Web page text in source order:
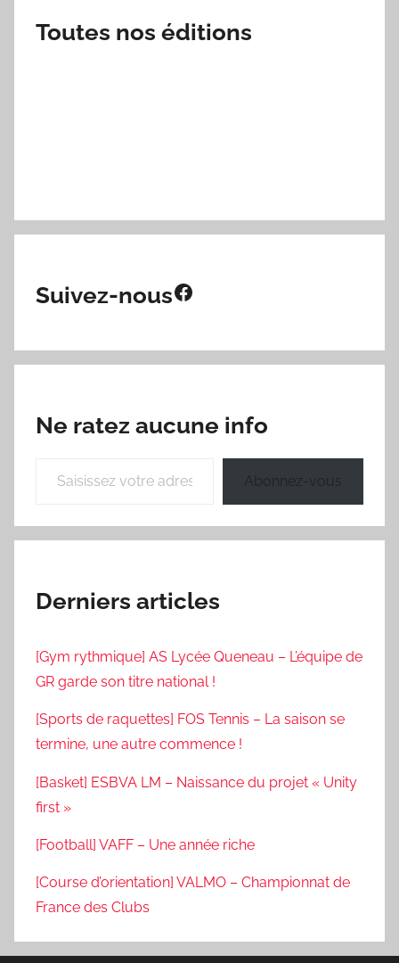
Toutes nos éditions
Suivez-nousFacebook
Ne ratez aucune info
Abonnez-vous
Derniers articles
[Gym rythmique] AS Lycée Queneau – L’équipe de
GR garde son titre national !
[Sports de raquettes] FOS Tennis – La saison se
termine, une autre commence !
[Basket] ESBVA LM – Naissance du projet « Unity
first »
[Football] VAFF – Une année riche
[Course d’orientation] VALMO – Championnat de
France des Clubs